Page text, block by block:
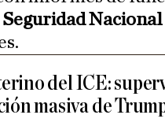
Nacional
del ICE:
masiva de